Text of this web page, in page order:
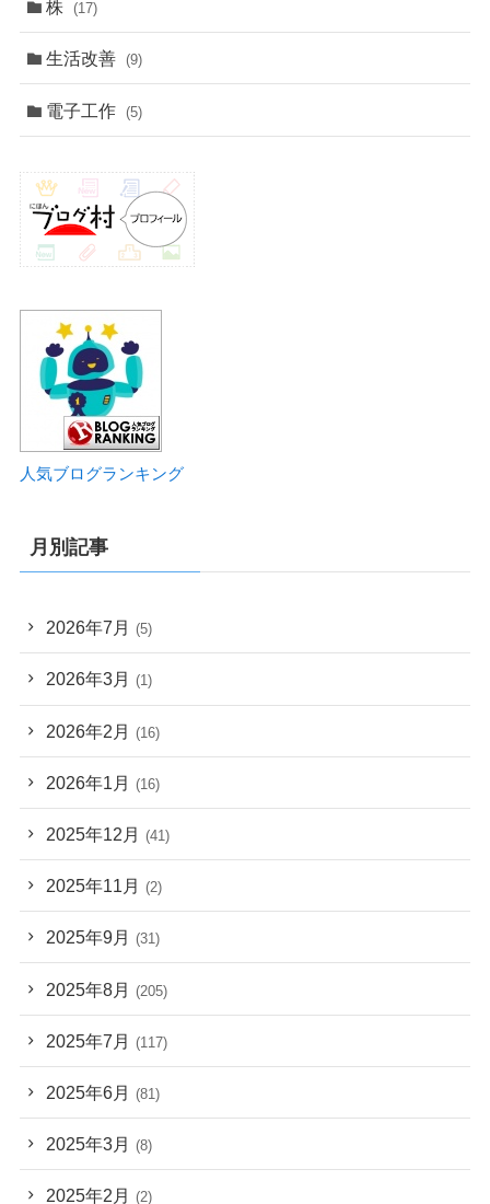
株 (17)
生活改善 (9)
電子工作 (5)
人気ブログランキング
月別記事
2026年7月 (5)
2026年3月 (1)
2026年2月 (16)
2026年1月 (16)
2025年12月 (41)
2025年11月 (2)
2025年9月 (31)
2025年8月 (205)
2025年7月 (117)
2025年6月 (81)
2025年3月 (8)
2025年2月 (2)